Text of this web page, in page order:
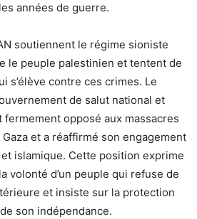
années de guerre.
soutiennent le régime sioniste
le peuple palestinien et tentent de
s’élève contre ces crimes. Le
de salut national et
fermement opposé aux massacres
et a réaffirmé son engagement
islamique. Cette position exprime
volonté d’un peuple qui refuse de
et insiste sur la protection
son indépendance.